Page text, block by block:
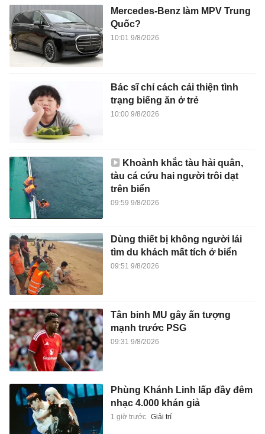
Mercedes-Benz làm MPV Trung
Quốc?
10:01 9/8/2026
Bác sĩ chỉ cách cải thiện tình
trạng biếng ăn ở trẻ
10:00 9/8/2026
Khoảnh khắc tàu hải quân,
tàu cá cứu hai người trôi dạt
trên biển
09:59 9/8/2026
Dùng thiết bị không người lái
tìm du khách mất tích ở biển
09:51 9/8/2026
Tân binh MU gây ấn tượng
mạnh trước PSG
09:31 9/8/2026
Phùng Khánh Linh lấp đầy đêm
nhạc 4.000 khán giả
1 giờ trước Giải trí